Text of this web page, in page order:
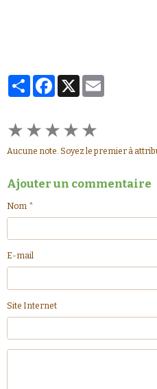
PartagerFacebook
X
★★★★★
Aucune note. Soyez le premier à
Ajouter un commentaire
Nom
E-mail
Site Internet